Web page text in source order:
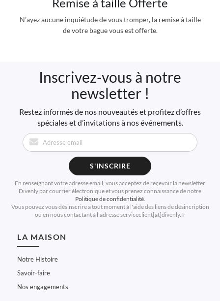
N’ayez aucune inquiétude de vous tromper, la remise à taille
de votre bague vous est offerte.
Inscrivez-vous à notre
newsletter !
Restez informés de nos nouveautés et profitez d’offres
spéciales et d’invitations à nos événements.
S'INSCRIRE
En renseignant votre adresse email, vous acceptez de reçevoir la newsletter
Divenly par courrier électronique et vous prenez connaissance de notre
Politique de confidentialité.
Vous pouvez vous désinscrire a tout moment à l'aide des liens de désincription
ou en nous contactant à l'adresse serviceclient[at]divenly.fr
LA MAISON
Notre Histoire
Savoir-faire
Nos engagements